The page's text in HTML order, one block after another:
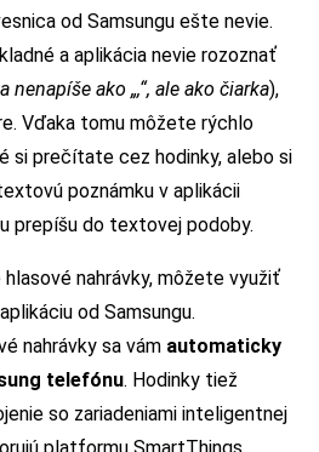
od Samsungu ešte nevie.
a aplikácia nevie rozoznať
nenapíše ako „,“, ale ako čiarka),
Vďaka tomu môžete rýchlo
si prečítate cez hodinky, alebo si
poznámku v aplikácii
prepíšu do textovej podoby.
nahrávky, môžete využiť
od Samsungu.
nahrávky sa vám automaticky
telefónu. Hodinky tiež
so zariadeniami inteligentnej